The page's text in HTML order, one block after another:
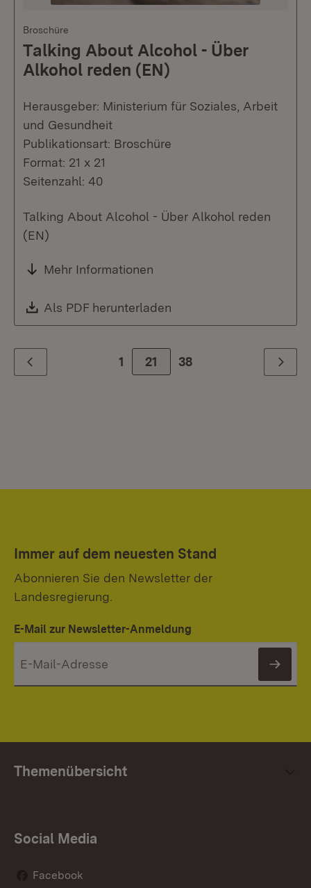
Broschüre
Talking About Alcohol - Über
Alkohol reden (EN)
Herausgeber: Ministerium für Soziales, Arbeit
und Gesundheit
Publikationsart: Broschüre
Format: 21 x 21
Seitenzahl: 40
Talking About Alcohol - Über Alkohol reden
(EN)
Mehr Informationen
Download:
Als PDF herunterladen
Zurück 1 Zur Seite
21 38 Weiter
Immer auf dem neuesten Stand
Abonnieren Sie den Newsletter der
Landesregierung.
E-Mail zur Newsletter-Anmeldung
Themenübersicht
Social Media
Facebook